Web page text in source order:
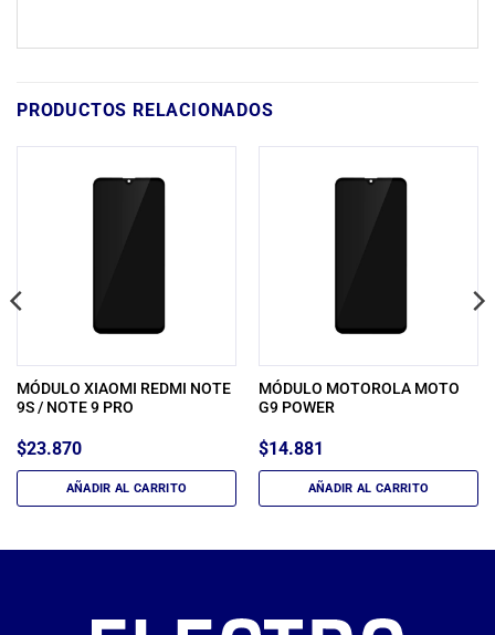
PRODUCTOS RELACIONADOS
MÓDULO XIAOMI REDMI NOTE
9S / NOTE 9 PRO
$23.870
AÑADIR AL CARRITO
MÓDULO MOTOROLA MOTO
G9 POWER
$14.881
AÑADIR AL CARRITO